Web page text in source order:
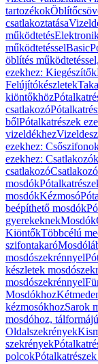
tartozékok
csatlakoztatása
működtetés
működtetésselBasic
öblítés
ezekhez: Kiegészítők
Felújítókészletek
kiöntőkhöz
csatlakozó
bőlPótalkatrészek
vizeldékhez
ezekhez:
ezekhez:
csatlakozó
mosdók
mosdókKézmosó
beépíthető mosdók
gyerekeknekMosdók
KiöntőkTöbbcélú
szifontakaró
mosdószekrénnyel
készletek
mosdószekrénnyel
Mosdókhoz
kézmosókhozSarok
mosdóhoz, tálformájú
Oldalszekrények
szekrények
polcok